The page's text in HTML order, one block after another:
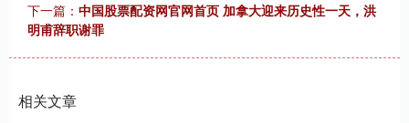
下一篇： 中国股票配资网官网首页 加拿大迎来历史性一天，洪
明甫辞职谢罪
相关文章